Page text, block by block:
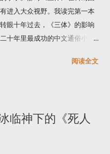
道来。第一人称也有缺点，不
个缺点是叙事效率低，为了纠
斯成了全知全能的叙事者：既
性差，说到叙事者自己身上的
不由得让我联想到毛姆的小
，导致故事趣味下降，这个后
进入大众视野。我读完第一本
眼十年过去，《三体》的影响
十年里最成功的中文通俗小
我似乎成了异类。为了搞懂
幻小说。 书中的外星人来自太
有三个「太阳」。三个天体在
阅读全文
临神下的《死人